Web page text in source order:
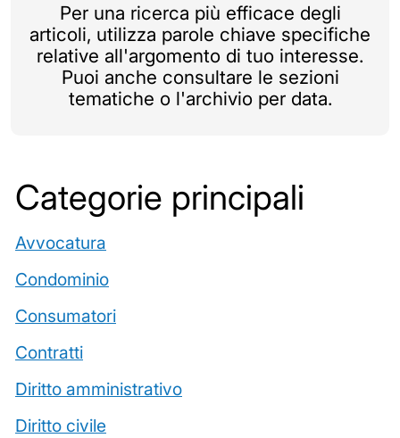
Per una ricerca più efficace degli
articoli, utilizza parole chiave specifiche
relative all'argomento di tuo interesse.
Puoi anche consultare le sezioni
tematiche o l'archivio per data.
Categorie principali
Avvocatura
Condominio
Consumatori
Contratti
Diritto amministrativo
Diritto civile